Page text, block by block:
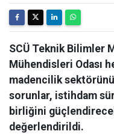
SCÜ Teknik Bilimler
Mühendisleri Odası
madencilik
sorunlar, istihdam
birliğini
değerlendirildi.